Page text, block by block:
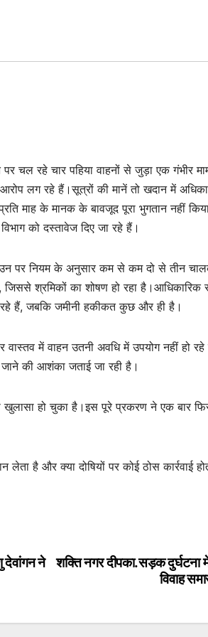
पर चल रहे चार पहिया वाहनों से जुड़ा एक गंभीर
लग रहे हैं।सूत्रों की मानें तो खदान में
माह के मानक के बावजूद पूरा भुगतान नहीं
को दस्तावेज दिए जा रहे हैं।
पर नियम के अनुसार कम से कम दो से तीन
श्रमिकों का शोषण हो रहा है।आधिकारिक
हैं, जबकि जमीनी हकीकत कुछ और ही है।
वास्तव में वाहन उतनी अवधि में उपयोग नहीं हो
जाने की आशंका जताई जा रही है।
हो चुका है।इस पूरे प्रकरण ने एक बार
है और क्या दोषियों पर कोई ठोस कार्रवाई
शक्ति नगर दीपका.सड़क दुर्घटना
विवाह
देवांगन ने